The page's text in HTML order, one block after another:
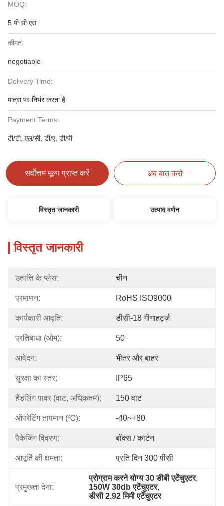
MOQ:
5 पी.सी.एस
कीमत:
negotiable
Delivery Time:
मात्रा पर निर्भर करता है
Payment Terms:
टी/टी, एल/सी, डी/ए, डी/पी
सर्वोत्तम मूल्य प्राप्त करें अब बात करो
विस्तृत जानकारी उत्पाद वर्णन
विस्तृत जानकारी
उत्पत्ति के प्लेस: चीन
प्रमाणन: RoHS ISO9000
कार्यकारी आवृति: डीसी-18 गीगाहर्ट्ज़
प्रतिबाधा (ओम): 50
आवेदन: भीतर और बाहर
सुरक्षा का स्तर: IP65
हैंडलिंग पावर (वाट, अधिकतम): 150 वाट
ऑपरेटिंग तापमान (℃): -40~+80
पैकेजिंग विवरण: बॉक्स / कार्टन
आपूर्ति की क्षमता: प्रति दिन 300 पीसी
प्रमुखता देना:
प्रोग्राम करने योग्य 30 डीबी एटेंचुएटर,
150W 30db एटेंचुएटर,
डीसी 2.92 मिमी एटेंचुएटर